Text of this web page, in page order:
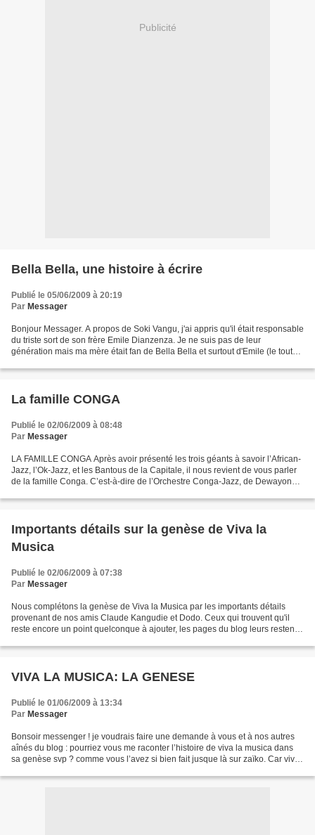
Publicité
Bella Bella, une histoire à écrire
Publié le 05/06/2009 à 20:19
Par Messager
Bonjour Messager. A propos de Soki Vangu, j'ai appris qu'il était responsable
du triste sort de son frère Emile Dianzenza. Je ne suis pas de leur
génération mais ma mère était fan de Bella Bella et surtout d'Emile (le tout
La famille CONGA
Publié le 02/06/2009 à 08:48
Par Messager
LA FAMILLE CONGA Après avoir présenté les trois géants à savoir l’African-
Jazz, l’Ok-Jazz, et les Bantous de la Capitale, il nous revient de vous parler
de la famille Conga. C’est-à-dire de l’Orchestre Conga-Jazz, de Dewayon
Importants détails sur la genèse de Viva la
Musica
Publié le 02/06/2009 à 07:38
Par Messager
Nous complétons la genèse de Viva la Musica par les importants détails
provenant de nos amis Claude Kangudie et Dodo. Ceux qui trouvent qu'il
reste encore un point quelconque à ajouter, les pages du blog leurs restent
VIVA LA MUSICA: LA GENESE
Publié le 01/06/2009 à 13:34
Par Messager
Bonsoir messenger ! je voudrais faire une demande à vous et à nos autres
aînés du blog : pourriez vous me raconter l’histoire de viva la musica dans
sa genèse svp ? comme vous l’avez si bien fait jusque là sur zaïko. Car viva